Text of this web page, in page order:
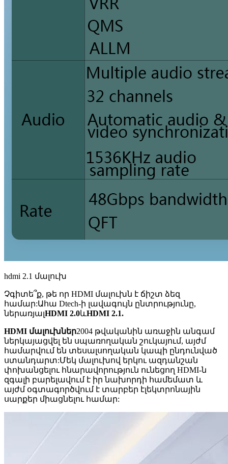
hdmi 2.1 մալուխ
Չգիտե՞ք, թե որ HDMI մալուխն է ճիշտ ձեզ
համար:Ահա Dtech-ի լավագույն ընտրությունը,
ներառյալHDMI 2.0ևHDMI 2.1.
HDMI մալուխներ2004 թվականին առաջին անգամ
ներկայացվել են սպառողական շուկայում, այժմ
համարվում են տեսալսողական կապի ընդունված
ստանդարտ:Մեկ մալուխով երկու ազդանշան
փոխանցելու հնարավորություն ունեցող HDMI-ն
զգալի բարելավում է իր նախորդի համեմատ և
այժմ օգտագործվում է տարբեր էլեկտրոնային
սարքեր միացնելու համար: